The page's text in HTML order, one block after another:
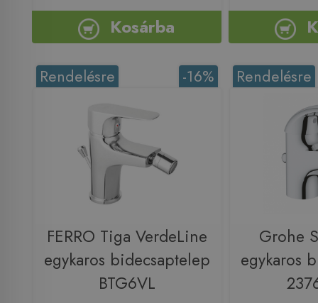
Kosárba
-16%
Rendelésre
FERRO Tiga VerdeLine
egykaros bidecsaptelep
BTG6VL
Rendelésre
Grohe
egykaros